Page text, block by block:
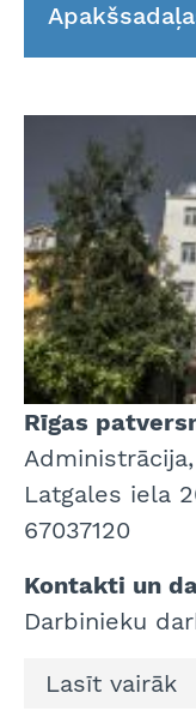
Rīgas
Latgales iela
67037120
Kontakti un
Darbinieku
Lasīt vairāk